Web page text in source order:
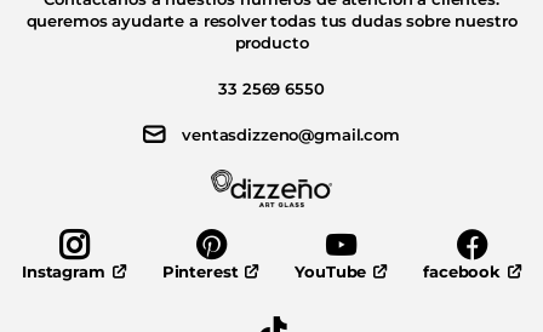
queremos ayudarte a resolver todas tus dudas sobre nuestro
producto
33 2569 6550
ventasdizzeno@gmail.com
Instagram Pinterest YouTube facebook